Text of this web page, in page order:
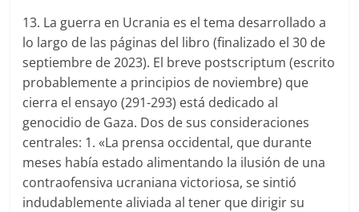
13. La guerra en Ucrania es el tema desarrollado a
lo largo de las páginas del libro (finalizado el 30 de
septiembre de 2023). El breve postscriptum (escrito
probablemente a principios de noviembre) que
cierra el ensayo (291-293) está dedicado al
genocidio de Gaza. Dos de sus consideraciones
centrales: 1. «La prensa occidental, que durante
meses había estado alimentando la ilusión de una
contraofensiva ucraniana victoriosa, se sintió
indudablemente aliviada al tener que dirigir su